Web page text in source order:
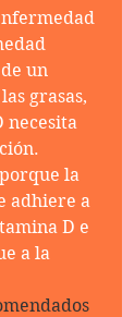
un
grasas,
necesita
la
adhiere a
D e
a la